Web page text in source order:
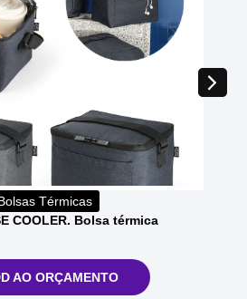
Térmicas
COOLER. Bolsa térmica
AO ORÇAMENTO